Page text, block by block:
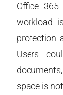
Office
workload
protection
Users
space is